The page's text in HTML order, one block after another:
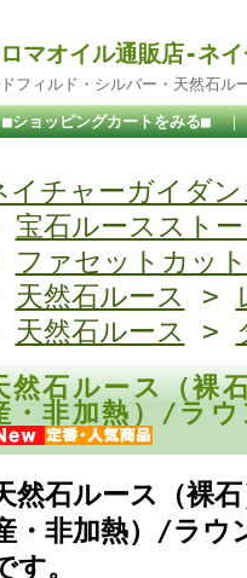
マオイル通販店-ネ
フィルド・シルバー・天然石ル
■ショッピングカートをみる■
イチャーガイダン
宝石ルーススト
ファセットカット
天然石ルース >
天然石ルース >
然石ルース（裸
・非加熱）/ラ
然石ルース（裸
・非加熱）/ラウ
す。